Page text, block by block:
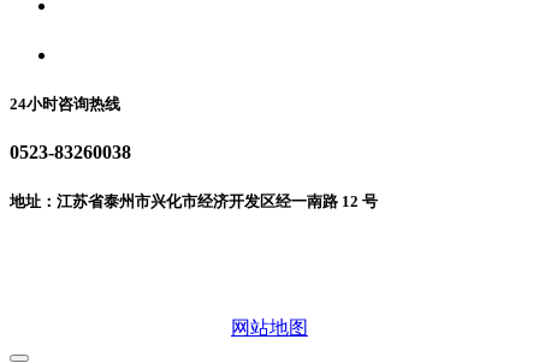
24小时咨询热线
0523-83260038
地址：江苏省泰州市兴化市经济开发区经一南路 12 号
网站地图